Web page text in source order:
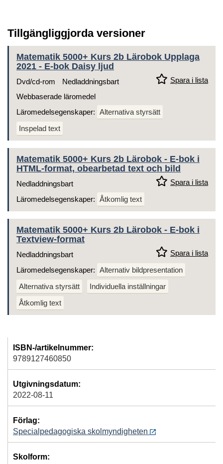
Tillgängliggjorda versioner
Matematik 5000+ Kurs 2b Lärobok Upplaga
2021 - E-bok Daisy ljud
Spara i lista
Dvd/cd-rom
Nedladdningsbart
Webbaserade läromedel
Läromedelsegenskaper: Alternativa styrsätt
Inspelad text
Matematik 5000+ Kurs 2b Lärobok - E-bok i
HTML-format, obearbetad text och bild
Spara i lista
Nedladdningsbart
Läromedelsegenskaper: Åtkomlig text
Matematik 5000+ Kurs 2b Lärobok - E-bok i
Textview-format
Spara i lista
Nedladdningsbart
Läromedelsegenskaper: Alternativ bildpresentation
Alternativa styrsätt
Individuella inställningar
Åtkomlig text
ISBN-/artikelnummer:
9789127460850
Utgivningsdatum:
2022-08-11
Förlag:
Specialpedagogiska skolmyndigheten
Skolform: